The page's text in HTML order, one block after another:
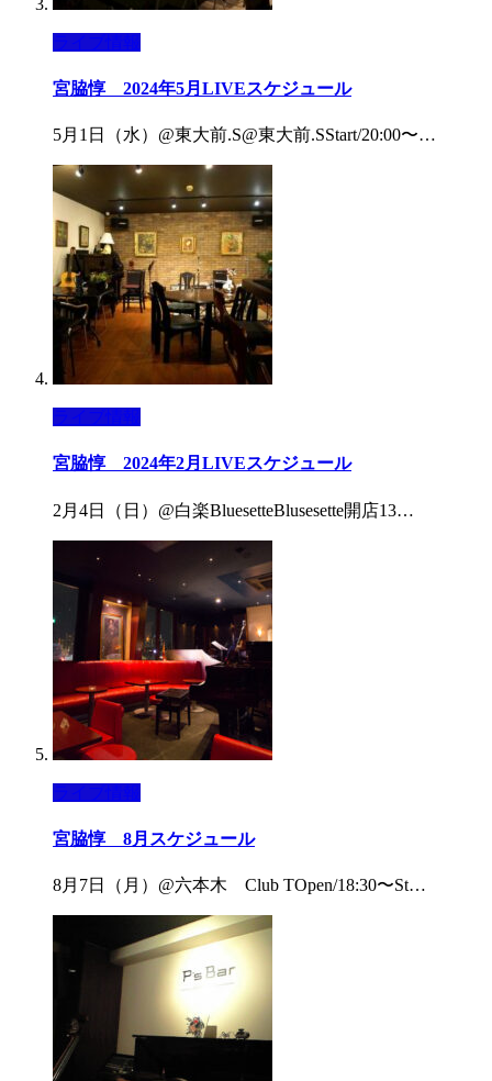
ライブ情報
宮脇惇 2024年5月LIVEスケジュール
5月1日（水）@東大前.S@東大前.SStart/20:00〜…
ライブ情報
宮脇惇 2024年2月LIVEスケジュール
2月4日（日）@白楽BluesetteBlusesette開店13…
ライブ情報
宮脇惇 8月スケジュール
8月7日（月）@六本木 Club TOpen/18:30〜St…